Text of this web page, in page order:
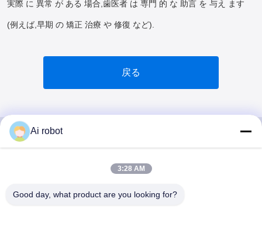
実際 に 異常 が ある 場合,歯医者 は 専門 的 な 助言 を 与え ます
(例えば,早期 の 矯正 治療 や 修復 など).
戻る
LABORATORY
Ai robot
3:28 AM
Good day, what product are you looking for?